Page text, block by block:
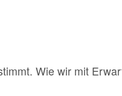
Wie wir mit